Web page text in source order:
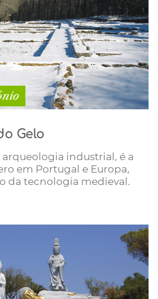
Gelo
industrial, é a
em Portugal e Europa,
da tecnologia medieval.